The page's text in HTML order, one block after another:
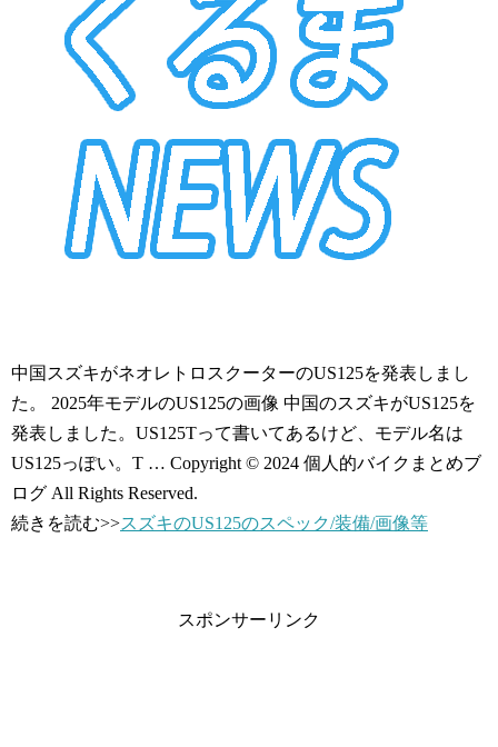
中国スズキがネオレトロスクーターのUS125を発表しまし
た。 2025年モデルのUS125の画像 中国のスズキがUS125を
発表しました。US125Tって書いてあるけど、モデル名は
US125っぽい。T … Copyright © 2024 個人的バイクまとめブ
ログ All Rights Reserved.
続きを読む>>スズキのUS125のスペック/装備/画像等
スポンサーリンク